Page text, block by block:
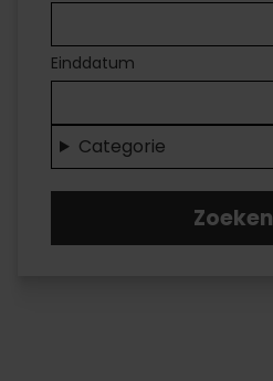
VALÈNCIA
Voor
elk
wat
wils
Einddatum
Categorie
Zoeken